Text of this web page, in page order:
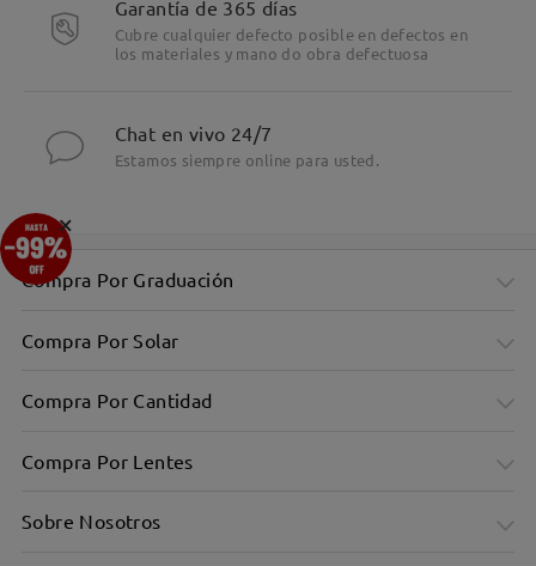
Garantía de 365 días
Cubre cualquier defecto posible en defectos en
los materiales y mano do obra defectuosa
Chat en vivo 24/7
Estamos siempre online para usted.
Compra Por Graduación
Compra Por Solar
Compra Por Cantidad
Compra Por Lentes
Sobre Nosotros
×